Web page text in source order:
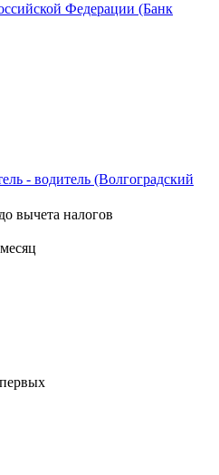
Федерации (Банк
- водитель (Волгоградский
до вычета налогов